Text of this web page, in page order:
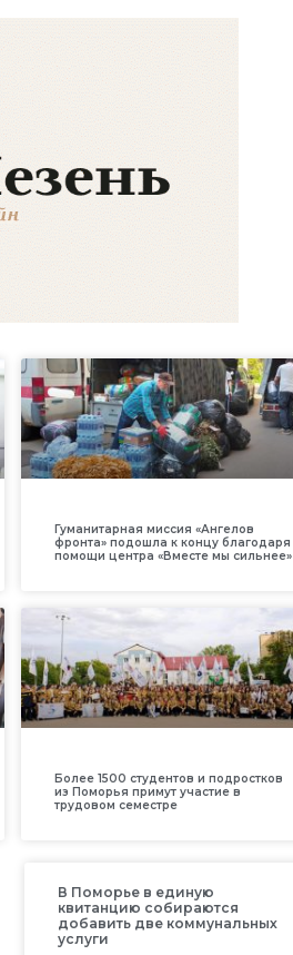
Гуманитарная миссия «Ангелов
фронта» подошла к концу благодаря
помощи центра «Вместе мы сильнее»
Более 1500 студентов и подростков
из Поморья примут участие в
трудовом семестре
В Поморье в единую
квитанцию собираются
добавить две коммунальных
услуги